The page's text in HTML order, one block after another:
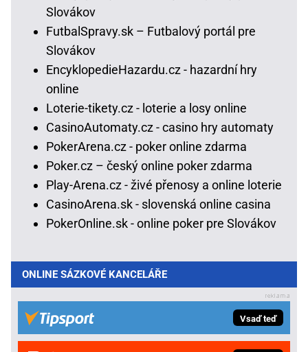
Slovákov
FutbalSpravy.sk – Futbalový portál pre
Slovákov
EncyklopedieHazardu.cz - hazardní hry
online
Loterie-tikety.cz - loterie a losy online
CasinoAutomaty.cz - casino hry automaty
PokerArena.cz - poker online zdarma
Poker.cz – český online poker zdarma
Play-Arena.cz - živé přenosy a online loterie
CasinoArena.sk - slovenská online casina
PokerOnline.sk - online poker pre Slovákov
ONLINE SÁZKOVÉ KANCELÁŘE
Vsaď teď